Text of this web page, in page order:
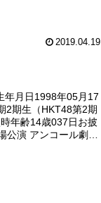
2019.04.19
年月日1998年05月17
2期生（HKT48第2期
年齢14歳037日お披
公演 アンコール劇場